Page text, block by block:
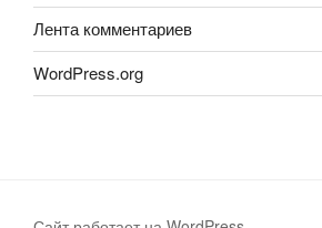
Лента комментариев
WordPress.org